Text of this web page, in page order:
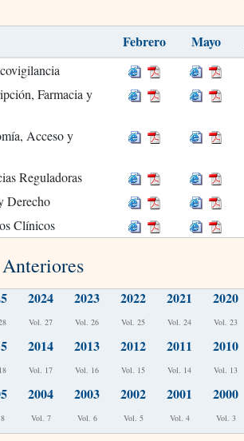
Febrero Mayo
Farmacia y
Acceso y
Reguladoras
Derecho
Clínicos
2024
Vol. 27
2023
Vol. 26
2022
Vol. 25
2021
Vol. 24
2020
Vol. 23
2014
Vol. 17
2013
Vol. 16
2012
Vol. 15
2011
Vol. 14
2010
Vol. 13
2004
Vol. 7
2003
Vol. 6
2002
Vol. 5
2001
Vol. 4
2000
Vol. 3